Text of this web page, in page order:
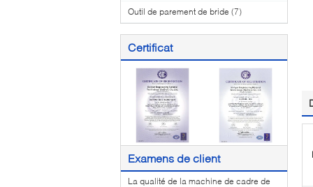
Outil de parement de bride (7)
Certificat
Examens de client
La qualité de la machine de cadre de